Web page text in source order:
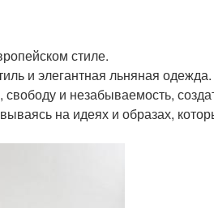
стиле.
и элегантная льняная одежда.
и незабываемость,
на идеях и образах,